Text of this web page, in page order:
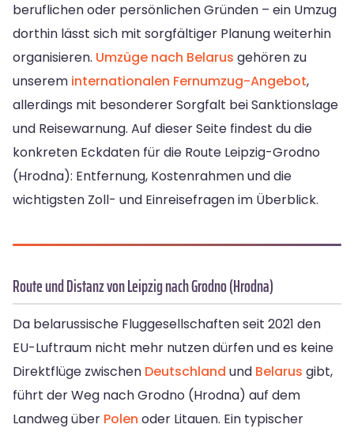
beruflichen oder persönlichen Gründen – ein Umzug
dorthin lässt sich mit sorgfältiger Planung weiterhin
organisieren. Umzüge nach Belarus gehören zu
unserem internationalen Fernumzug-Angebot,
allerdings mit besonderer Sorgfalt bei Sanktionslage
und Reisewarnung. Auf dieser Seite findest du die
konkreten Eckdaten für die Route Leipzig-Grodno
(Hrodna): Entfernung, Kostenrahmen und die
wichtigsten Zoll- und Einreisefragen im Überblick.
Route und Distanz von Leipzig nach Grodno (Hrodna)
Da belarussische Fluggesellschaften seit 2021 den
EU-Luftraum nicht mehr nutzen dürfen und es keine
Direktflüge zwischen Deutschland und Belarus gibt,
führt der Weg nach Grodno (Hrodna) auf dem
Landweg über Polen oder Litauen. Ein typischer